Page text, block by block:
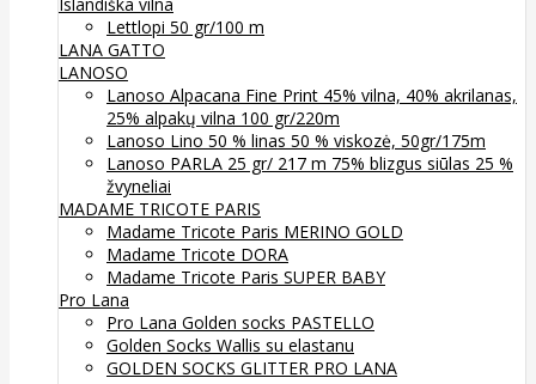
Lettlopi 50 gr/100 m
LANA GATTO
LANOSO
Lanoso Alpacana Fine Print 45% vilna, 40% akrilanas,
25% alpakų vilna 100 gr/220m
Lanoso Lino 50 % linas 50 % viskozė, 50gr/175m
Lanoso PARLA 25 gr/ 217 m 75% blizgus siūlas 25 %
žvyneliai
MADAME TRICOTE PARIS
Madame Tricote Paris MERINO GOLD
Madame Tricote DORA
Madame Tricote Paris SUPER BABY
Pro Lana
Pro Lana Golden socks PASTELLO
Golden Socks Wallis su elastanu
GOLDEN SOCKS GLITTER PRO LANA